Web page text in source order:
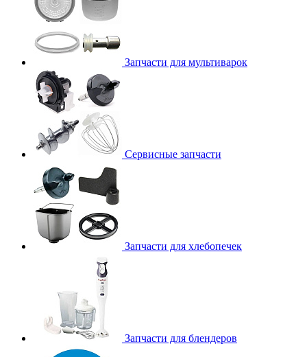
Запчасти для мультиварок
Сервисные запчасти
Запчасти для хлебопечек
Запчасти для блендеров